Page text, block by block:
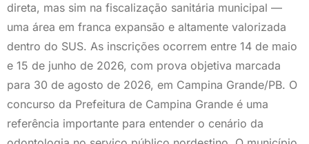
direta, mas sim na fiscalização sanitária municipal —
uma área em franca expansão e altamente valorizada
dentro do SUS. As inscrições ocorrem entre 14 de maio
e 15 de junho de 2026, com prova objetiva marcada
para 30 de agosto de 2026, em Campina Grande/PB. O
concurso da Prefeitura de Campina Grande é uma
referência importante para entender o cenário da